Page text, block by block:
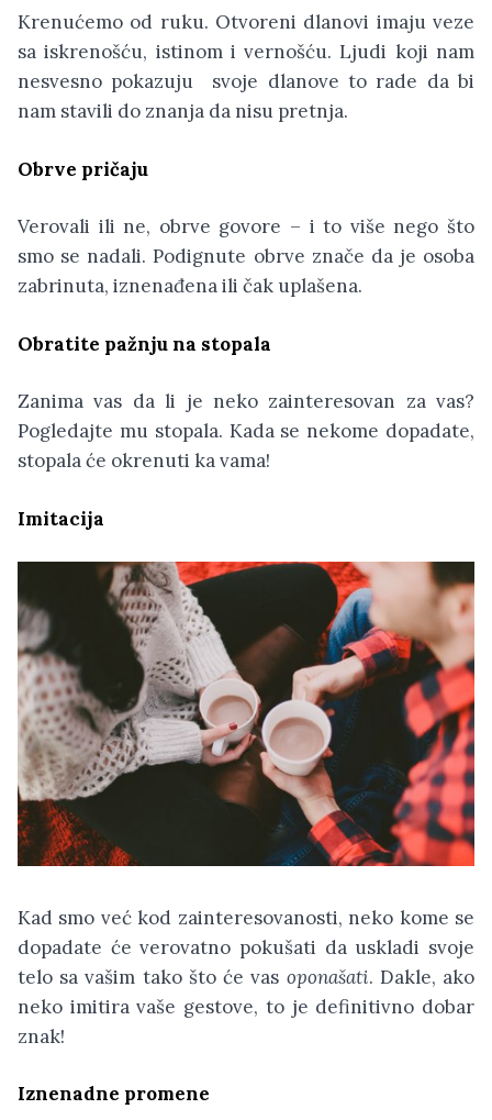
Krenućemo od ruku. Otvoreni dlanovi imaju veze
sa iskrenošću, istinom i vernošću. Ljudi koji nam
nesvesno pokazuju svoje dlanove to rade da bi
nam stavili do znanja da nisu pretnja.
Obrve pričaju
Verovali ili ne, obrve govore – i to više nego što
smo se nadali. Podignute obrve znače da je osoba
zabrinuta, iznenađena ili čak uplašena.
Obratite pažnju na stopala
Zanima vas da li je neko zainteresovan za vas?
Pogledajte mu stopala. Kada se nekome dopadate,
stopala će okrenuti ka vama!
Imitacija
Kad smo već kod zainteresovanosti, neko kome se
dopadate će verovatno pokušati da uskladi svoje
telo sa vašim tako što će vas oponašati. Dakle, ako
neko imitira vaše gestove, to je definitivno dobar
znak!
Iznenadne promene